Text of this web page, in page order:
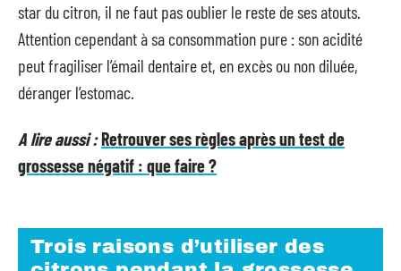
star du citron, il ne faut pas oublier le reste de ses atouts.
Attention cependant à sa consommation pure : son acidité
peut fragiliser l’émail dentaire et, en excès ou non diluée,
déranger l’estomac.
A lire aussi :Retrouver ses règles après un test de
grossesse négatif : que faire ?
Trois raisons d’utiliser des